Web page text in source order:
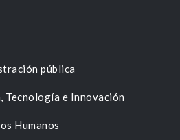
pública
Tecnología e Innovación
Humanos